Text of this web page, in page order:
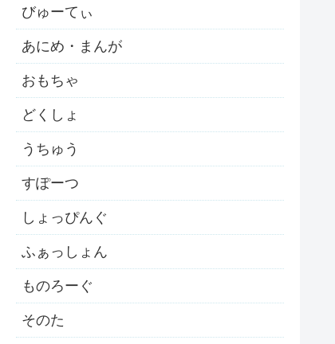
びゅーてぃ
あにめ・まんが
おもちゃ
どくしょ
うちゅう
すぽーつ
しょっぴんぐ
ふぁっしょん
ものろーぐ
そのた